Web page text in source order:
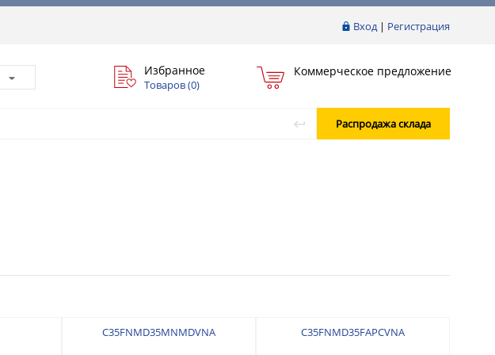
Вход| Регистрация
Избранное
Товаров (0)
Коммерческое предложение
Распродажа склада
C35FNMD35MNMDVNA C35FNMD35FAPCVNA